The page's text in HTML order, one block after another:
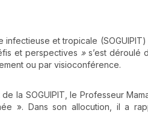
et tropicale
et perspectives »s’est déroulé
ou par visioconférence.
la SOGUIPIT, le Professeur
». Dans son allocution, il a